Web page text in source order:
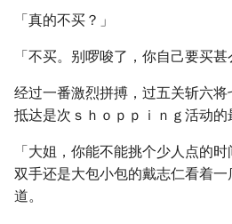
「真的不买？」
「不买。别啰唆了，你自己要买甚
经过一番激烈拼搏，过五关斩六
抵达是次ｓｈｏｐｐｉｎｇ活动的
「大姐，你能不能挑个少人点的
双手还是大包小包的戴志仁看着
道。